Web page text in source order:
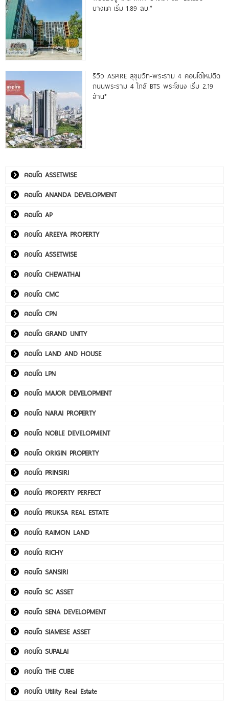
บางแค เริ่ม 1.89 ลบ.*
รีวิว ASPIRE สุขุมวิท-พระราม 4 คอนโดใหม่ติด
ถนนพระราม 4 ใกล้ BTS พระโขนง เริ่ม 2.19
ล้าน*
คอนโด ASSETWISE
คอนโด ANANDA DEVELOPMENT
คอนโด AP
คอนโด AREEYA PROPERTY
คอนโด ASSETWISE
คอนโด CHEWATHAI
คอนโด CMC
คอนโด CPN
คอนโด GRAND UNITY
คอนโด LAND AND HOUSE
คอนโด LPN
คอนโด MAJOR DEVELOPMENT
คอนโด NARAI PROPERTY
คอนโด NOBLE DEVELOPMENT
คอนโด ORIGIN PROPERTY
คอนโด PRINSIRI
คอนโด PROPERTY PERFECT
คอนโด PRUKSA REAL ESTATE
คอนโด RAIMON LAND
คอนโด RICHY
คอนโด SANSIRI
คอนโด SC ASSET
คอนโด SENA DEVELOPMENT
คอนโด SIAMESE ASSET
คอนโด SUPALAI
คอนโด THE CUBE
คอนโด Utility Real Estate